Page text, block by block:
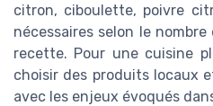
citron, ciboulette, poivre
nécessaires selon le
recette. Pour une cuisine
choisir des produits locaux
avec les enjeux évoqués